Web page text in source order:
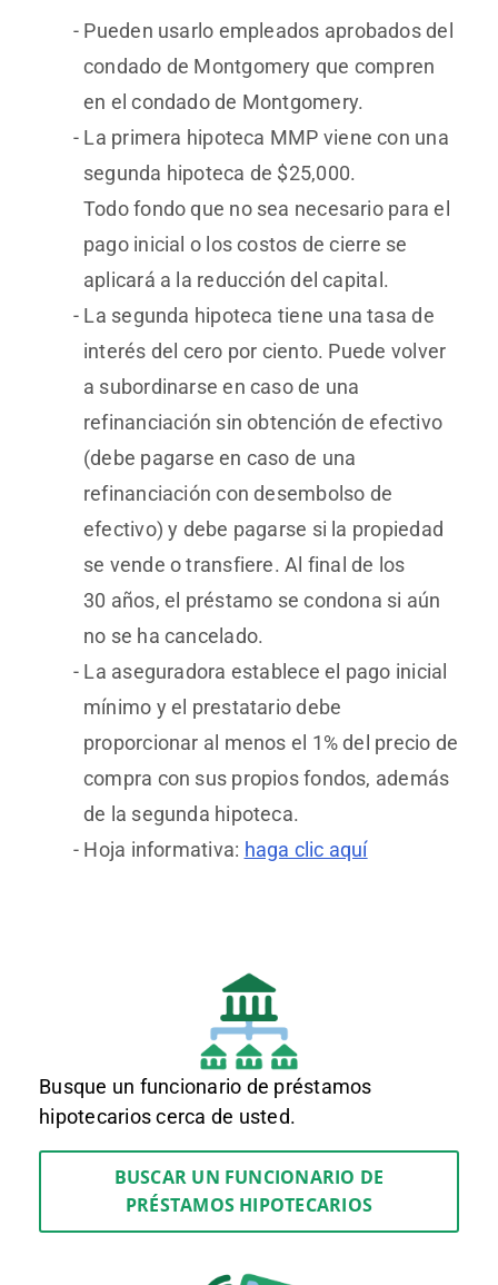
Pueden usarlo empleados aprobados del
condado de Montgomery que compren
en el condado de Montgomery.
La primera hipoteca MMP viene con una
segunda hipoteca de $25,000.
Todo fondo que no sea necesario para el
pago inicial o los costos de cierre se
aplicará a la reducción del capital.
La segunda hipoteca tiene una tasa de
interés del cero por ciento. Puede volver
a subordinarse en caso de una
refinanciación sin obtención de efectivo
(debe pagarse en caso de una
refinanciación con desembolso de
efectivo) y debe pagarse si la propiedad
se vende o transfiere. Al final de los
30 años, el préstamo se condona si aún
no se ha cancelado.
La aseguradora establece el pago inicial
mínimo y el prestatario debe
proporcionar al menos el 1% del precio de
compra con sus propios fondos, además
de la segunda hipoteca.
Hoja informativa: haga clic aquí
Busque un funcionario de préstamos
hipotecarios cerca de usted.
BUSCAR UN FUNCIONARIO DE
PRÉSTAMOS HIPOTECARIOS